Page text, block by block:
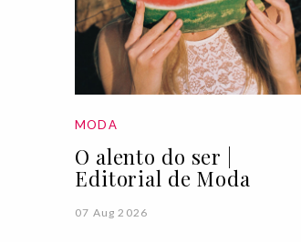
MODA
O alento do ser |
Editorial de Moda
07 Aug 2026